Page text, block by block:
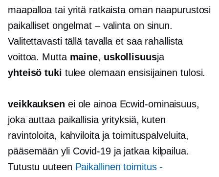
maapalloa tai yritä ratkaista oman naapurustosi
paikalliset ongelmat – valinta on sinun.
Valitettavasti tällä tavalla et saa rahallista
voittoa. Mutta maine, uskollisuusja
yhteisö tuki tulee olemaan ensisijainen tulosi.
veikkauksen ei ole ainoa Ecwid-ominaisuus,
joka auttaa paikallisia yrityksiä, kuten
ravintoloita, kahviloita ja toimituspalveluita,
pääsemään yli Covid-19ja jatkaa kilpailua.
Tutustu uuteen Paikallinen toimitus -